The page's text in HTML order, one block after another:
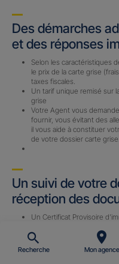
Des démarches
et des réponses
Selon les caractéristiques
le prix de la carte grise
taxes fiscales.
Un tarif unique remisé sur
grise
Votre Agent vous
fournir, vous évitant des
il vous aide à constituer
de votre dossier carte grise.
Un suivi de votre
réception des
Un Certificat Provisoire
envoyé par email (sous 24
fois le dossier complet
Recherche Mon agence